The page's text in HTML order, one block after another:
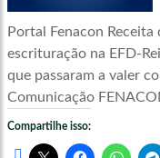
Portal Fenacon
escrituração na EFD-
que passaram a valer
Comunicação
Compartilhe isso: